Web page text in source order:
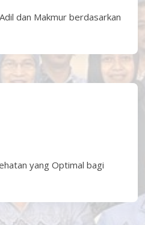
dan Makmur berdasarkan
yang Optimal bagi